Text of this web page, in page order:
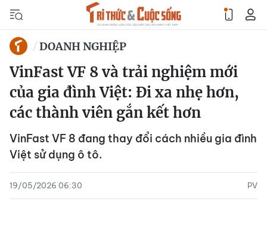
DOANH NGHIỆP
VinFast VF 8 và trải nghiệm mới
của gia đình Việt: Đi xa nhẹ hơn,
các thành viên gắn kết hơn
VinFast VF 8 đang thay đổi cách nhiều gia đình
Việt sử dụng ô tô.
19/05/2026 06:30 PV